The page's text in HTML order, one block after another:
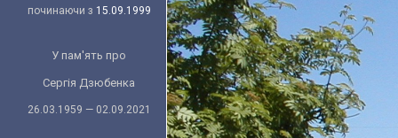
починаючи з 15.09.1999
У пам'ять про
Сергія Дзюбенка
26.03.1959 — 02.09.2021